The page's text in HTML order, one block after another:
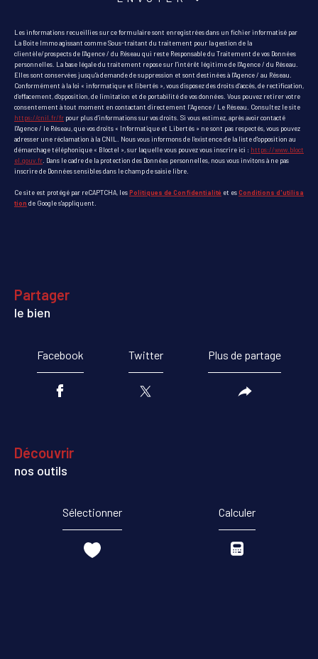
Les informations recueillies sur ce formulaire sont enregistrées dans un fichier informatisé par
La Boite Immo agissant comme Sous-traitant du traitement pour la gestion de la
clientèle/prospects de l'Agence / du Réseau qui reste Responsable du Traitement de vos Données
personnelles. La base légale du traitement repose sur l'intérêt légitime de l'Agence / du Réseau.
Elles sont conservées jusqu'à demande de suppression et sont destinées à l'Agence / au Réseau.
Conformément à la loi « informatique et libertés », vous disposez des droits d’accès, de rectification,
d’effacement, d’opposition, de limitation et de portabilité de vos données. Vous pouvez retirer votre
consentement à tout moment en contactant directement l’Agence / Le Réseau. Consultez le site
https://cnil.fr/fr pour plus d’informations sur vos droits. Si vous estimez, après avoir contacté
l'Agence / le Réseau, que vos droits « Informatique et Libertés » ne sont pas respectés, vous pouvez
adresser une réclamation à la CNIL. Nous vous informons de l’existence de la liste d'opposition au
démarchage téléphonique « Bloctel », sur laquelle vous pouvez vous inscrire ici : https://www.bloct
el.gouv.fr . Dans le cadre de la protection des Données personnelles, nous vous invitons à ne pas
inscrire de Données sensibles dans le champ de saisie libre.
Ce site est protégé par reCAPTCHA, lesPolitiques de Confidentialité et esConditions d'utilisa
tion de Google s'appliquent.
partager
le bien
Facebook Twitter Plus de partage
découvrir
nos outils
Sélectionner Calculer